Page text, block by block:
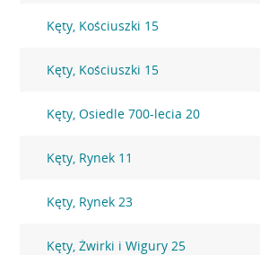
Kęty, Kościuszki 15
Kęty, Kościuszki 15
Kęty, Osiedle 700-lecia 20
Kęty, Rynek 11
Kęty, Rynek 23
Kęty, Żwirki i Wigury 25